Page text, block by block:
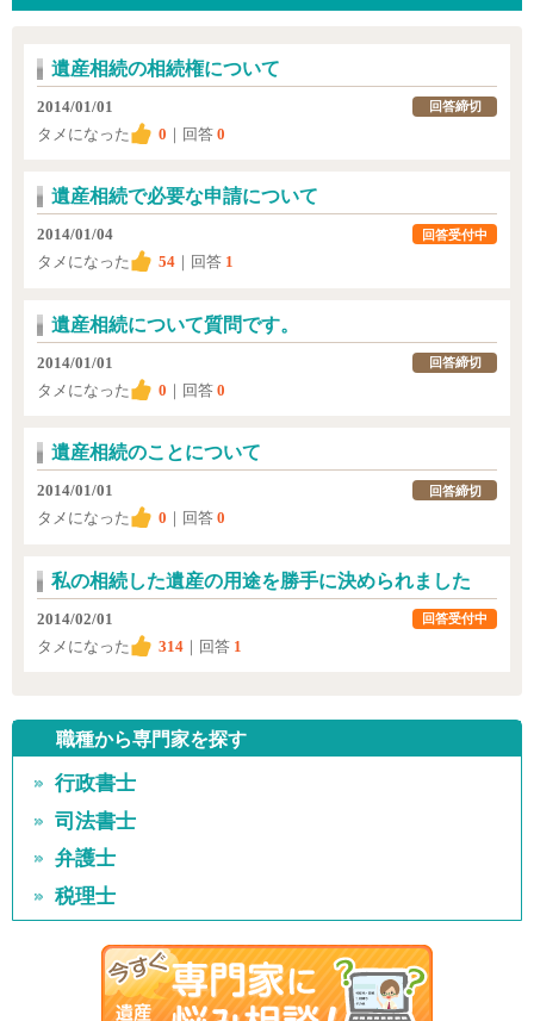
遺産相続の相続権について
2014/01/01
タメになった
0 ｜回答 0
回答締切
遺産相続で必要な申請について
2014/01/04
タメになった
54 ｜回答 1
回答受付中
遺産相続について質問です。
2014/01/01
タメになった
0 ｜回答 0
回答締切
遺産相続のことについて
2014/01/01
タメになった
0 ｜回答 0
回答締切
私の相続した遺産の用途を勝手に決められました
2014/02/01
タメになった
314 ｜回答 1
回答受付中
職種から専門家を探す
行政書士
司法書士
弁護士
税理士